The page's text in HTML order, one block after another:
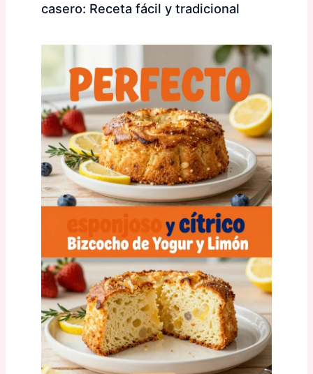
casero: Receta fácil y tradicional